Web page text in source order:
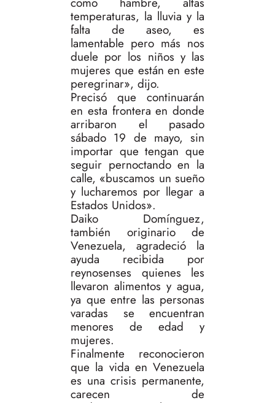
temperaturas, la lluvia y la
falta de aseo, es
lamentable pero más nos
duele por los niños y las
mujeres que están en este
peregrinar», dijo.
Precisó que continuarán
en esta frontera en donde
arribaron el pasado
sábado 19 de mayo, sin
importar que tengan que
seguir pernoctando en la
calle, «buscamos un sueño
y lucharemos por llegar a
Estados Unidos».
Daiko Domínguez,
también originario de
Venezuela, agradeció la
ayuda recibida por
reynosenses quienes les
llevaron alimentos y agua,
ya que entre las personas
varadas se encuentran
menores de edad y
mujeres.
Finalmente reconocieron
que la vida en Venezuela
es una crisis permanente,
carecen de